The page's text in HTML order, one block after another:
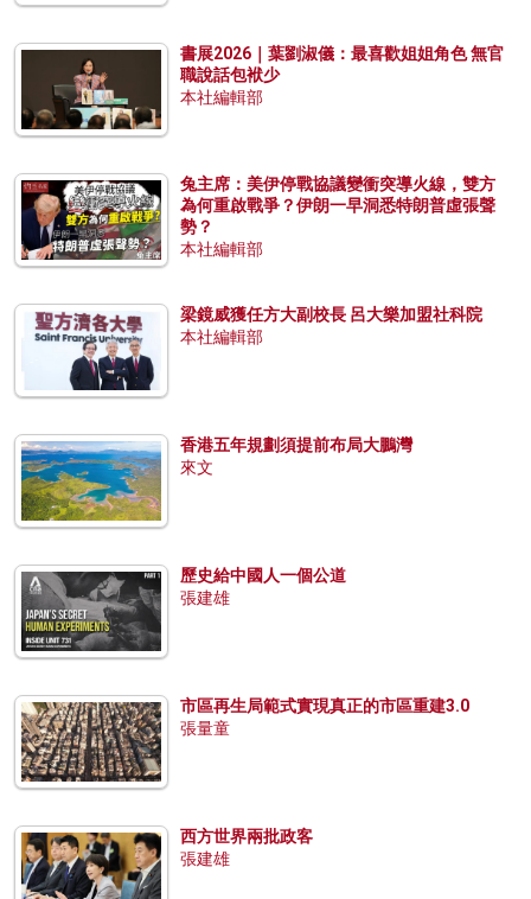
書展2026｜葉劉淑儀：最喜歡姐姐角色 無官
職說話包袱少
本社編輯部
兔主席：美伊停戰協議變衝突導火線，雙方
為何重啟戰爭？伊朗一早洞悉特朗普虛張聲
勢？
本社編輯部
梁鏡威獲任方大副校長 呂大樂加盟社科院
本社編輯部
香港五年規劃須提前布局大鵬灣
來文
歷史給中國人一個公道
張建雄
市區再生局範式實現真正的市區重建3.0
張量童
西方世界兩批政客
張建雄